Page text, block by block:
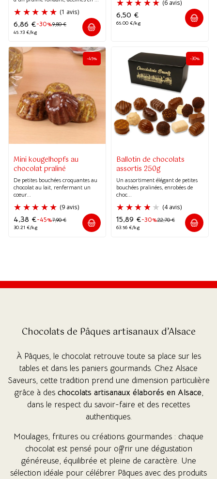
(1 avis)
-30%9,80€
6,86 €
45.73 €/kg
(6 avis)
6,50 €
65.00 €/kg
-45%
Mini kougelhopfs au
chocolat praliné
De petites bouchées croquantes au
chocolat au lait, renfermant un
cœur...
(9 avis)
-45%7,90€
4,38 €
30.21 €/kg
-30%
Ballotin de chocolats
assortis 250g
Un assortiment élégant de petites
bouchées pralinées, enrobées de
choc...
(4 avis)
-30%22,70€
15,89 €
63.56 €/kg
Chocolats de Pâques artisanaux d’Alsace
À Pâques, le chocolat retrouve toute sa place sur les
tables et dans les paniers gourmands. Chez Alsace
Saveurs, cette tradition prend une dimension particulière
grâce à des chocolats artisanaux élaborés en Alsace,
dans le respect du savoir-faire et des recettes
authentiques.
Moulages, fritures ou créations gourmandes : chaque
chocolat est pensé pour offrir une dégustation
généreuse, équilibrée et pleine de caractère. Une
sélection idéale pour célébrer Pâques avec des produits